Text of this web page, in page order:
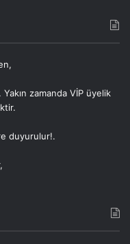
Yakın zamanda VİP üyelik
duyurulur!.